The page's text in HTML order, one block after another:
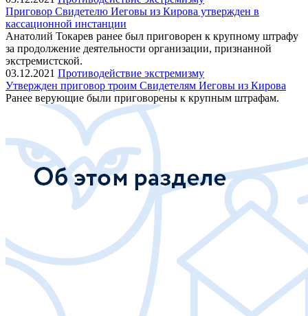
Приговор Свидетелю Иеговы из Кирова утвержден в
кассационной инстанции
Анатолий Токарев ранее был приговорен к крупному штрафу
за продолжение деятельности организации, признанной
экстремистской.
03.12.2021 Противодействие экстремизму
Утвержден приговор троим Свидетелям Иеговы из Кирова
Ранее верующие были приговорены к крупным штрафам.